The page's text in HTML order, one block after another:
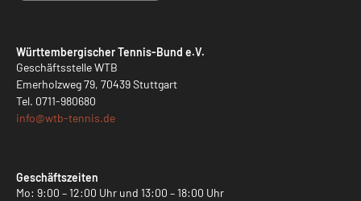
Württembergischer Tennis-Bund e.V.
Geschäftsstelle WTB
Emerholzweg 79, 70439 Stuttgart
Tel. 0711-980680
info@wtb-tennis.de
Geschäftszeiten
Mo: 9:00 – 12:00 Uhr und 13:00 – 18:00 Uhr